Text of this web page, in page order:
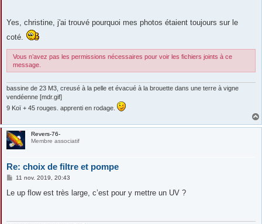
Yes, christine, j'ai trouvé pourquoi mes photos étaient toujours sur le
coté.
Vous n’avez pas les permissions nécessaires pour voir les fichiers joints à ce
message.
bassine de 23 M3, creusé à la pelle et évacué à la brouette dans une terre à vigne
vendéenne [mdr.gif]
9 Koï + 45 rouges. apprenti en rodage.
Revers-76-
Membre associatif
Re: choix de filtre et pompe
M
s
11 nov. 2019, 20:43
Le up flow est très large, c’est pour y mettre un UV ?